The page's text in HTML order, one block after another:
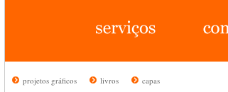
projetos gráficos livros capas